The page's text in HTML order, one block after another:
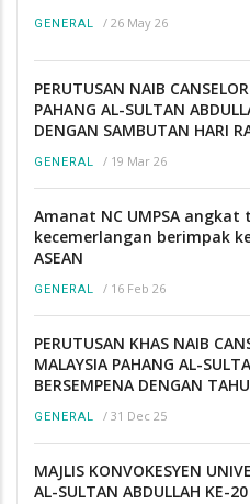
GENERAL / 26 May 26
PERUTUSAN NAIB
PAHANG AL-SULTAN
DENGAN SAMBUTAN HARI
GENERAL / 19 Mar 26
Amanat NC UMPSA angkat
kecemerlangan berimpak
ASEAN
GENERAL / 16 Feb 26
PERUTUSAN KHAS NAIB
MALAYSIA PAHANG AL-
BERSEMPENA DENGAN
GENERAL / 31 Dec 25
MAJLIS KONVOKESYEN
AL-SULTAN ABDULLAH KE-